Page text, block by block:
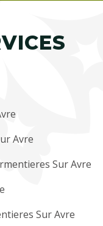
Avre
Sur Avre
Sur Avre